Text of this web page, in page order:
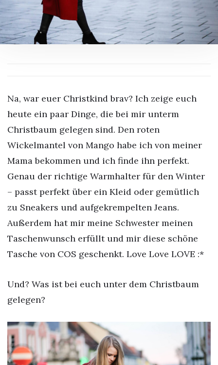
Na, war euer Christkind brav? Ich zeige euch
heute ein paar Dinge, die bei mir unterm
Christbaum gelegen sind. Den roten
Wickelmantel von Mango habe ich von meiner
Mama bekommen und ich finde ihn perfekt.
Genau der richtige Warmhalter für den Winter
– passt perfekt über ein Kleid oder gemütlich
zu Sneakers und aufgekrempelten Jeans.
Außerdem hat mir meine Schwester meinen
Taschenwunsch erfüllt und mir diese schöne
Tasche von COS geschenkt. Love Love LOVE :*
Und? Was ist bei euch unter dem Christbaum
gelegen?